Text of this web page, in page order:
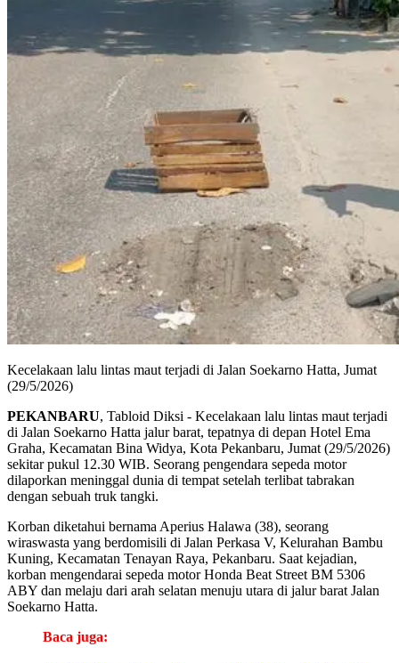
Kecelakaan lalu lintas maut terjadi di Jalan Soekarno Hatta, Jumat
(29/5/2026)
PEKANBARU, Tabloid Diksi - Kecelakaan lalu lintas maut terjadi
di Jalan Soekarno Hatta jalur barat, tepatnya di depan Hotel Ema
Graha, Kecamatan Bina Widya, Kota Pekanbaru, Jumat (29/5/2026)
sekitar pukul 12.30 WIB. Seorang pengendara sepeda motor
dilaporkan meninggal dunia di tempat setelah terlibat tabrakan
dengan sebuah truk tangki.
Korban diketahui bernama Aperius Halawa (38), seorang
wiraswasta yang berdomisili di Jalan Perkasa V, Kelurahan Bambu
Kuning, Kecamatan Tenayan Raya, Pekanbaru. Saat kejadian,
korban mengendarai sepeda motor Honda Beat Street BM 5306
ABY dan melaju dari arah selatan menuju utara di jalur barat Jalan
Soekarno Hatta.
Baca juga: